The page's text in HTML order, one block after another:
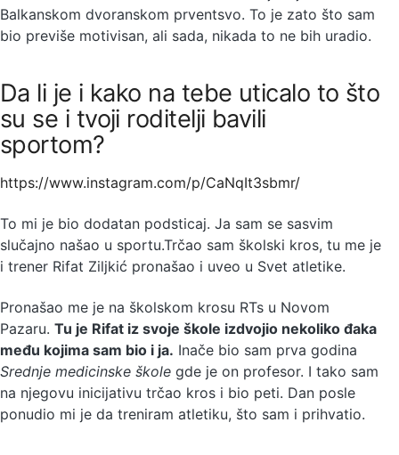
Balkanskom dvoranskom prventsvo. To je zato što sam
bio previše motivisan, ali sada, nikada to ne bih uradio.
Da li je i kako na tebe uticalo to što
su se i tvoji roditelji bavili
sportom?
https://www.instagram.com/p/CaNqIt3sbmr/
To mi je bio dodatan podsticaj. Ja sam se sasvim
slučajno našao u sportu.Trčao sam školski kros, tu me je
i trener Rifat Ziljkić pronašao i uveo u Svet atletike.
Pronašao me je na školskom krosu RTs u Novom
Pazaru. Tu je Rifat iz svoje škole izdvojio nekoliko đaka
među kojima sam bio i ja. Inače bio sam prva godina
Srednje medicinske škole gde je on profesor. I tako sam
na njegovu inicijativu trčao kros i bio peti. Dan posle
ponudio mi je da treniram atletiku, što sam i prihvatio.